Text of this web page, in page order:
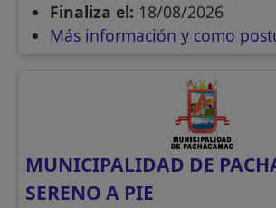
Finaliza el: 18/08/2026
Más información y como
MUNICIPALIDAD DE
SERENO A PIE